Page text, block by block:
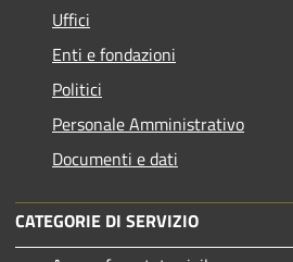
Uffici
Enti e fondazioni
Politici
Personale Amministrativo
Documenti e dati
CATEGORIE DI SERVIZIO